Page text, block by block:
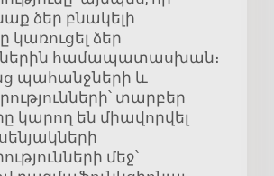
ձեր բնակելի
ձեր
համապատասխան։
պահանջների և
տարբեր
կարող են միավորվել
մեջ՝